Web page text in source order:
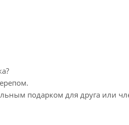
подарком для друга или